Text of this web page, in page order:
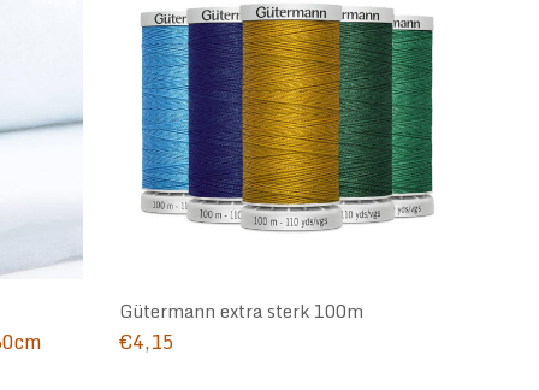
Gütermann extra sterk 100m
€4,15